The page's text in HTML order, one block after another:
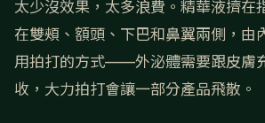
太少沒效果，太多浪費。精華液擠在
在雙頰、額頭、下巴和鼻翼兩側，由
用拍打的方式——外泌體需要跟皮膚
收，大力拍打會讓一部分產品飛散。